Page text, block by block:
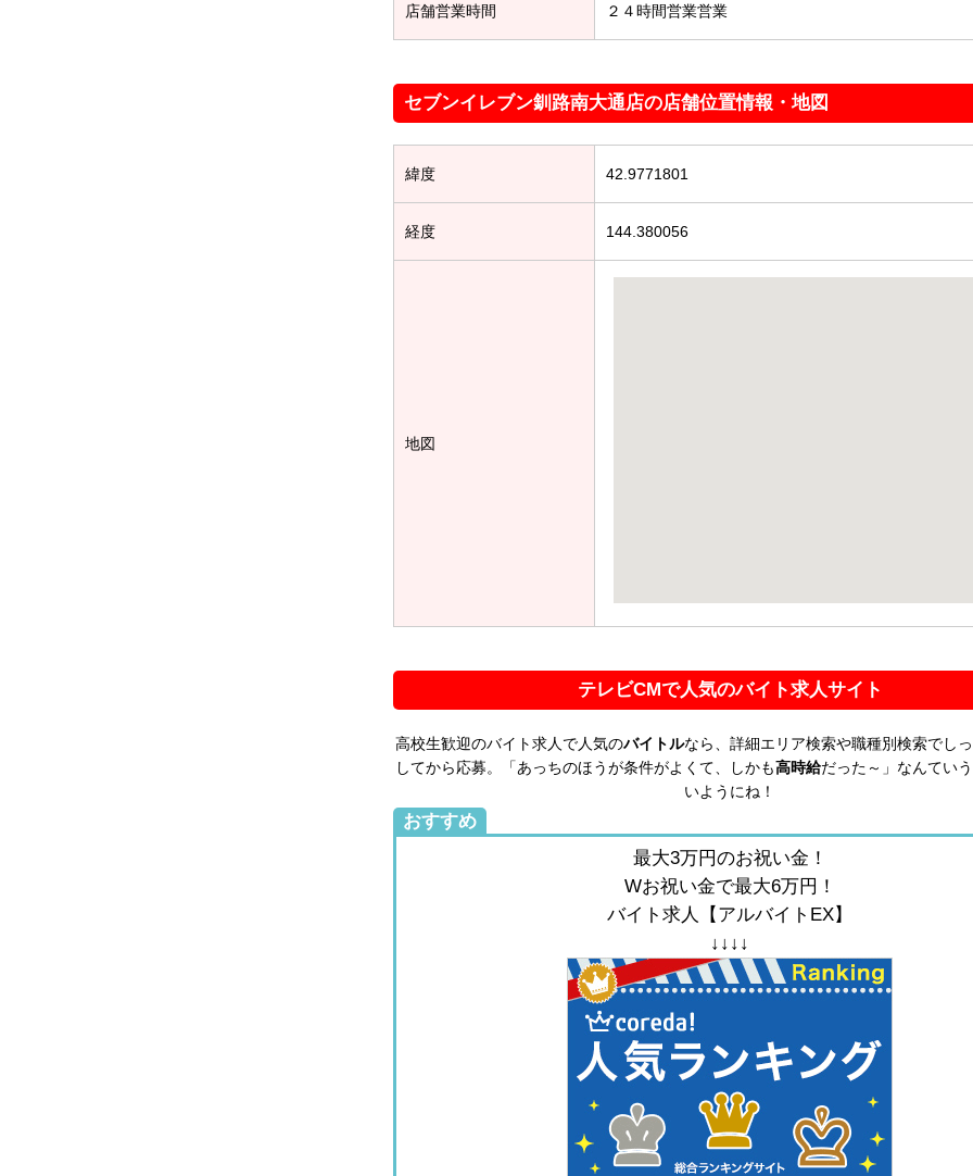
店舗営業時間 ２４時間営業営業
セブンイレブン釧路南大通店の店舗位置情報・地図
緯度 42.9771801
経度 144.380056
地図
テレビCMで人気のバイト求人サイト
高校生歓迎のバイト求人で人気のバイトルなら、詳細エリア検索や職種別検索でし
してから応募。「あっちのほうが条件がよくて、しかも高時給だった～」なんてい
いようにね！
おすすめ
最大3万円のお祝い金！
Wお祝い金で最大6万円！
バイト求人【アルバイトEX】
↓↓↓↓